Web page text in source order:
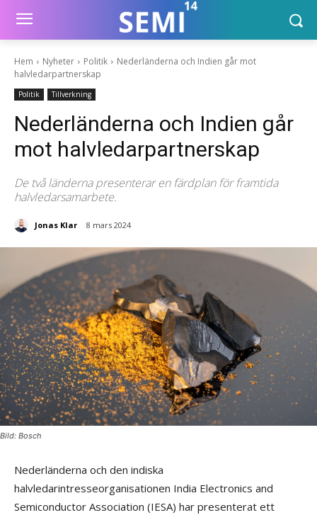
Hem Nyheter Politik
Nederländerna och Indien går mot
halvledarpartnerskap
Politik Tillverkning
Nederländerna och Indien går
mot halvledarpartnerskap
De två länderna presenterar en färdplan för framtida
halvledarsamarbete.
Jonas Klar 8 mars 2024
Bild: Bosch
Nederländerna och den indiska
halvledarintresseorganisationen India Electronics and
Semiconductor Association (IESA) har presenterat ett